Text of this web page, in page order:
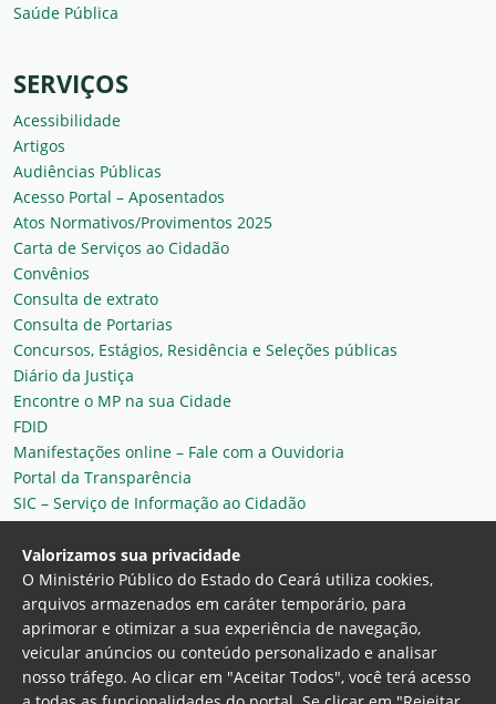
Saúde Pública
SERVIÇOS
Acessibilidade
Artigos
Audiências Públicas
Acesso Portal – Aposentados
Atos Normativos/Provimentos 2025
Carta de Serviços ao Cidadão
Convênios
Consulta de extrato
Consulta de Portarias
Concursos, Estágios, Residência e Seleções públicas
Diário da Justiça
Encontre o MP na sua Cidade
FDID
Manifestações online – Fale com a Ouvidoria
Portal da Transparência
SIC – Serviço de Informação ao Cidadão
Plantão MP do Ceará
Secretaria Geral
Valorizamos sua privacidade
O Ministério Público do Estado do Ceará utiliza cookies,
arquivos armazenados em caráter temporário, para
aprimorar e otimizar a sua experiência de navegação,
veicular anúncios ou conteúdo personalizado e analisar
nosso tráfego. Ao clicar em "Aceitar Todos", você terá acesso